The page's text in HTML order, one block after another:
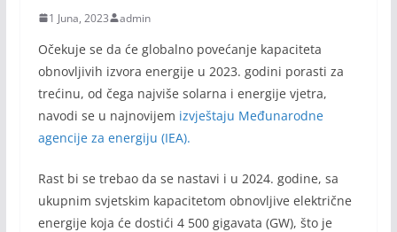
1 Juna, 2023 admin
Očekuje se da će globalno povećanje kapaciteta
obnovljivih izvora energije u 2023. godini porasti za
trećinu, od čega najviše solarna i energije vjetra,
navodi se u najnovijem izvještaju Međunarodne
agencije za energiju (IEA).
Rast bi se trebao da se nastavi i u 2024. godine, sa
ukupnim svjetskim kapacitetom obnovljive električne
energije koja će dostići 4 500 gigavata (GW), što je